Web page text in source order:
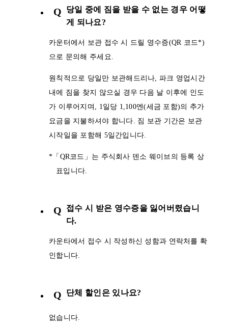
Q
당일 중에 짐을 받을 수 없는 경우 어떻
게 되나요?
카운터에서 보관 접수 시 드릴 영수증(QR 코드*)
으로 문의해 주세요.
원칙적으로 당일만 보관해드리나, 파크 영업시간
내에 짐을 찾지 않으실 경우 다음 날 이후에 인도
가 이루어지며, 1일당 1,100엔(세금 포함)의 추가
요금을 지불하셔야 합니다. 짐 보관 기간은 보관
시작일을 포함해 5일간입니다.
*「QR코드」는 주식회사 덴소 웨이브의 등록 상
표입니다.
Q
접수 시 받은 영수증을 잃어버렸습니
다.
카운타에서 접수 시 작성하신 성함과 연락처를 확
인합니다.
Q 단체 할인은 있나요?
없습니다.